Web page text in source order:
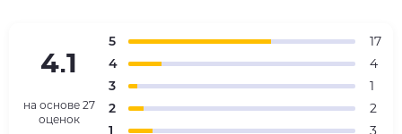
4.1
на основе 27
оценок
5
17
4
4
3
1
2
2